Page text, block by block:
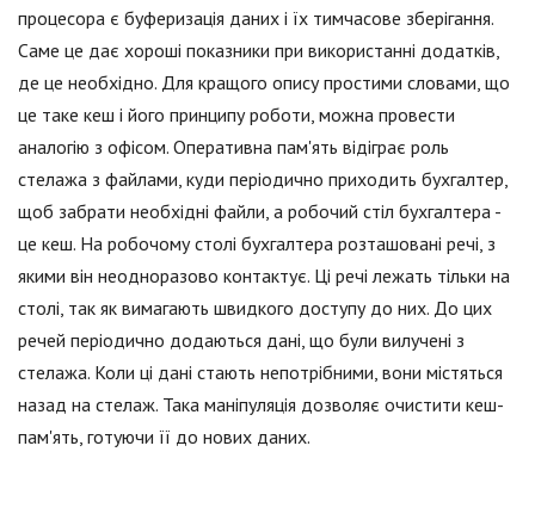
процесора є буферизація даних і їх тимчасове зберігання.
Саме це дає хороші показники при використанні додатків,
де це необхідно. Для кращого опису простими словами, що
це таке кеш і його принципу роботи, можна провести
аналогію з офісом. Оперативна пам'ять відіграє роль
стелажа з файлами, куди періодично приходить бухгалтер,
щоб забрати необхідні файли, а робочий стіл бухгалтера -
це кеш. На робочому столі бухгалтера розташовані речі, з
якими він неодноразово контактує. Ці речі лежать тільки на
столі, так як вимагають швидкого доступу до них. До цих
речей періодично додаються дані, що були вилучені з
стелажа. Коли ці дані стають непотрібними, вони містяться
назад на стелаж. Така маніпуляція дозволяє очистити кеш-
пам'ять, готуючи її до нових даних.